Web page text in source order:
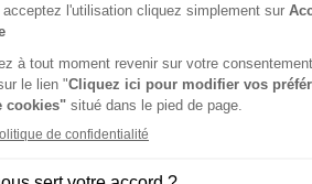
au désign et à l'habitat.